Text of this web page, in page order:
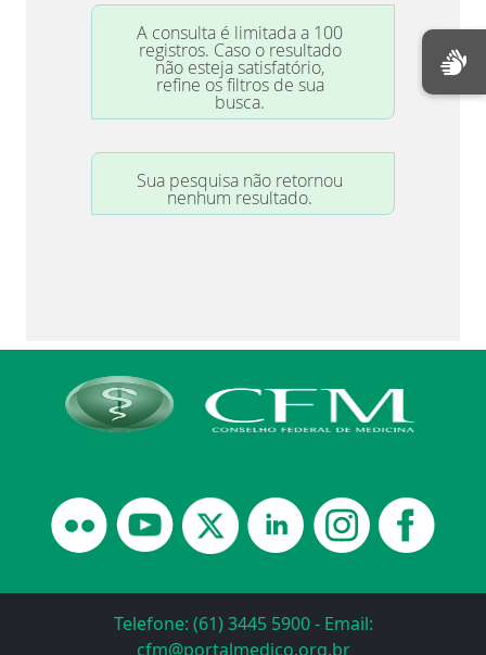
Telefone: (61) 3445 5900 - Email:
cfm@portalmedico.org.br